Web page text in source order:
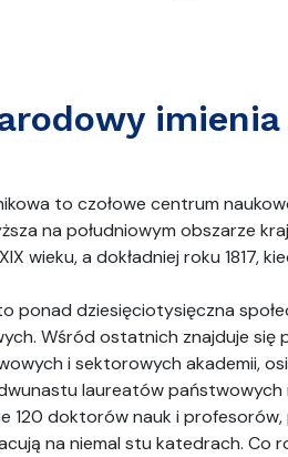
imienia
to czołowe centrum
na południowym obszarze
wieku, a dokładniej roku 1817,
ponad dziesięciotysięczna
Wśród ostatnich znajduje się
i sektorowych akademii,
laureatów państwowych
120 doktorów nauk i
na niemal stu katedrach. Co